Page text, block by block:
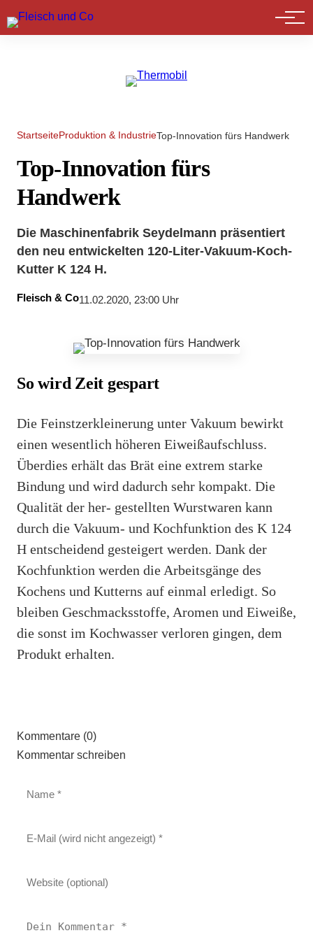
Marktführer
StartseiteProduktion & IndustrieTop-Innovation fürs Handwerk
Top-Innovation fürs
Handwerk
Die Maschinenfabrik Seydelmann präsentiert
den neu entwickelten 120-Liter-Vakuum-Koch-
Kutter K 124 H.
Fleisch & Co11.02.2020, 23:00 Uhr
So wird Zeit gespart
Die Feinstzerkleinerung unter Vakuum bewirkt
einen wesentlich höheren Eiweißaufschluss.
Überdies erhält das Brät eine extrem starke
Bindung und wird dadurch sehr kompakt. Die
Qualität der her- gestellten Wurstwaren kann
durch die Vakuum- und Kochfunktion des K 124
H entscheidend gesteigert werden. Dank der
Kochfunktion werden die Arbeitsgänge des
Kochens und Kutterns auf einmal erledigt. So
bleiben Geschmacksstoffe, Aromen und Eiweiße,
die sonst im Kochwasser verloren gingen, dem
Produkt erhalten.
Kommentare (0)
Kommentar schreiben